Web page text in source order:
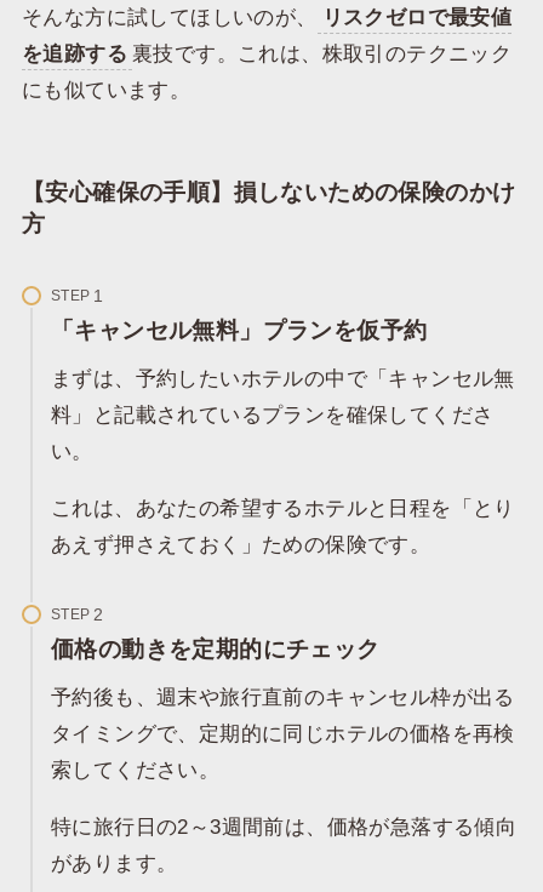
​そんな方に試してほしいのが、
リスクゼロで最安値
を追跡する 裏技です。これは、株取引のテクニック
にも似ています。
​【安心確保の手順】損しないための保険のかけ
方
STEP
​「キャンセル無料」プランを仮予約
まずは、予約したいホテルの中で「キャンセル無
料」と記載されているプランを確保してくださ
い。
これは、あなたの希望するホテルと日程を「とり
あえず押さえておく」ための保険です。
STEP
価格の動きを定期的にチェック
予約後も、週末や旅行直前のキャンセル枠が出る
タイミングで、定期的に同じホテルの価格を再検
索してください。​
特に旅行日の2～3週間前は、価格が急落する傾向
があります。